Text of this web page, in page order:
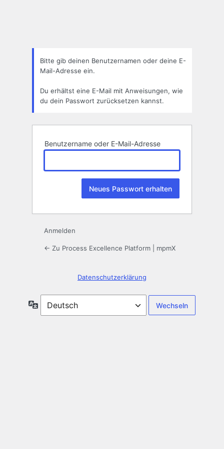
Bitte gib deinen Benutzernamen oder deine E-
Mail-Adresse ein.
Du erhältst eine E-Mail mit Anweisungen, wie
du dein Passwort zurücksetzen kannst.
Benutzername oder E-Mail-Adresse
Anmelden
← Zu Process Excellence Platform | mpmX
Datenschutzerklärung
Sprache